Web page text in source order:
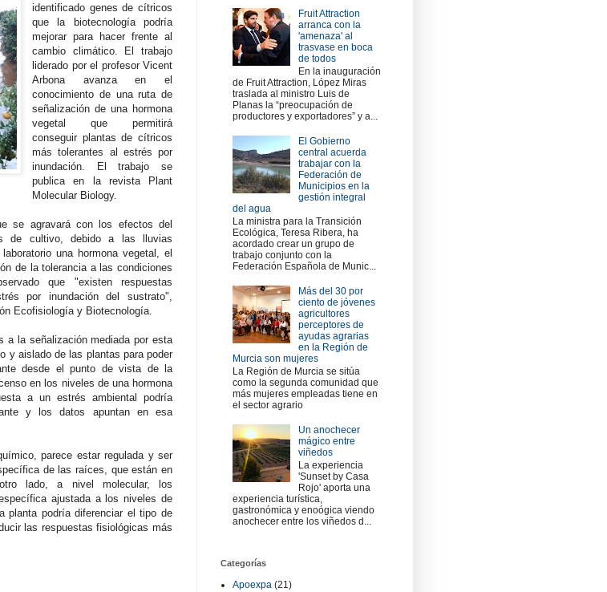
identificado genes de cítricos
que la biotecnología podría
mejorar para hacer frente al
cambio climático. El trabajo
liderado por el profesor Vicent
Arbona avanza en el
conocimiento de una ruta de
señalización de una hormona
vegetal que permitirá
conseguir plantas de cítricos
más tolerantes al estrés por
inundación. El trabajo se
publica en la revista Plant
Molecular Biology.
se agravará con los efectos del
de cultivo, debido a las lluvias
una hormona vegetal, el
de la tolerancia a las condiciones
que "existen respuestas
por inundación del sustrato",
Ecofisiología y Biotecnología.
a la señalización mediada por esta
y aislado de las plantas para poder
desde el punto de vista de la
en los niveles de una hormona
a un estrés ambiental podría
y los datos apuntan en esa
parece estar regulada y ser
de las raíces, que están en
lado, a nivel molecular, los
ajustada a los niveles de
planta podría diferenciar el tipo de
las respuestas fisiológicas más
Fruit Attraction
arranca con la
'amenaza' al
trasvase en boca
de todos
En la inauguración
de Fruit Attraction, López Miras
traslada al ministro Luis de
Planas la “preocupación de
productores y exportadores” y a...
El Gobierno
central acuerda
trabajar con la
Federación de
Municipios en la
gestión integral
del agua
La ministra para la Transición
Ecológica, Teresa Ribera, ha
acordado crear un grupo de
trabajo conjunto con la
Federación Española de Munic...
Más del 30 por
ciento de jóvenes
agricultores
perceptores de
ayudas agrarias
en la Región de
Murcia son mujeres
La Región de Murcia se sitúa
como la segunda comunidad que
más mujeres empleadas tiene en
el sector agrario
Un anochecer
mágico entre
viñedos
La experiencia
'Sunset by Casa
Rojo' aporta una
experiencia turística,
gastronómica y enoógica viendo
anochecer entre los viñedos d...
Categorías
Apoexpa (21)